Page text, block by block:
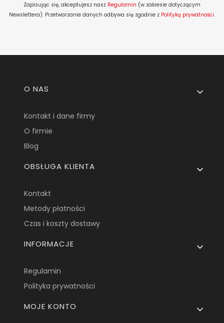
Zapisując się, akceptujesz nasz Regulamin (w zakresie dotyczącym
Newslettera). Przetwarzanie danych odbywa się zgodnie z Polityką prywatności.
Linki w stopce
O NAS
Kontakt i dane firmy
O firmie
Blog
OBSŁUGA KLIENTA
Kontakt
Metody płatności
Czas i koszty dostawy
INFORMACJE
Regulamin
Polityka prywatności
MOJE KONTO